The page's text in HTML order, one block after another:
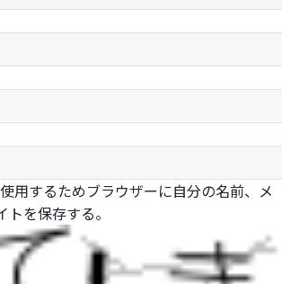
用するためブラウザーに自分の名前、メ
を保存する。